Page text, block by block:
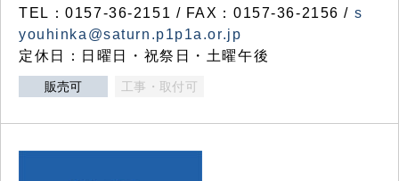
TEL：0157-36-2151 / FAX：0157-36-2156 / s
youhinka@saturn.p1p1a.or.jp
定休日：日曜日・祝祭日・土曜午後
販売可 工事・取付可